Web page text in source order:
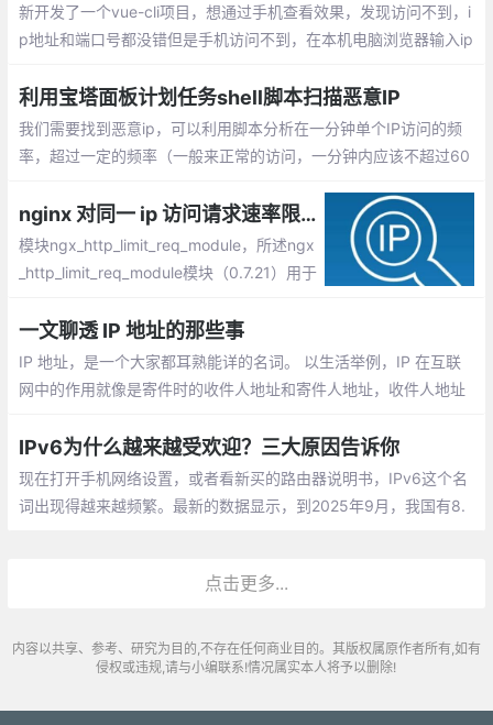
新开发了一个vue-cli项目，想通过手机查看效果，发现访问不到，i
p地址和端口号都没错但是手机访问不到，在本机电脑浏览器输入ip
网下其他的手机和电脑并不能通过ip地址访问调试
利用宝塔面板计划任务shell脚本扫描恶意IP
我们需要找到恶意ip，可以利用脚本分析在一分钟单个IP访问的频
率，超过一定的频率（一般来正常的访问，一分钟内应该不超过60
如下：
nginx 对同一 ip 访问请求速率限制
模块ngx_http_limit_req_module，所述ngx
_http_limit_req_module模块（0.7.21）用于
特别是从一个单一的IP地址的请求的处理速
率。使用“漏桶”方法进行限制。
一文聊透 IP 地址的那些事
IP 地址，是一个大家都耳熟能详的名词。 以生活举例，IP 在互联
网中的作用就像是寄件时的收件人地址和寄件人地址，收件人地址
IPv6为什么越来越受欢迎？三大原因告诉你
现在打开手机网络设置，或者看新买的路由器说明书，IPv6这个名
词出现得越来越频繁。最新的数据显示，到2025年9月，我国有8.
点击更多...
内容以共享、参考、研究为目的,不存在任何商业目的。其版权属原作者所有,如有
侵权或违规,请与小编联系!情况属实本人将予以删除!